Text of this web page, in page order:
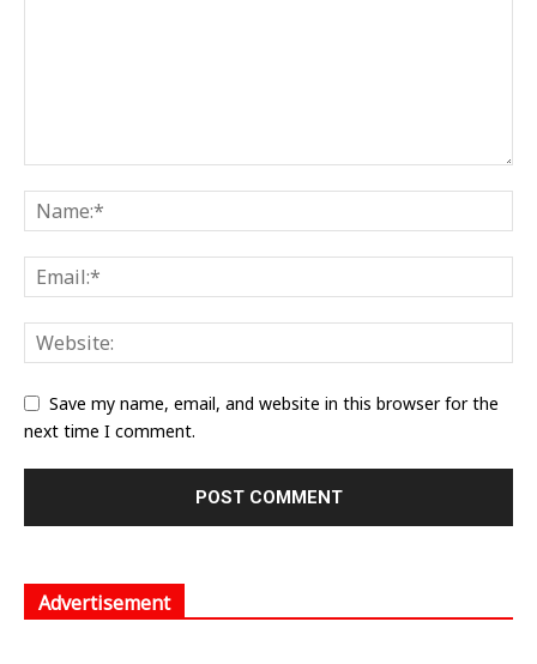
Save my name, email, and website in this browser for the
next time I comment.
Advertisement